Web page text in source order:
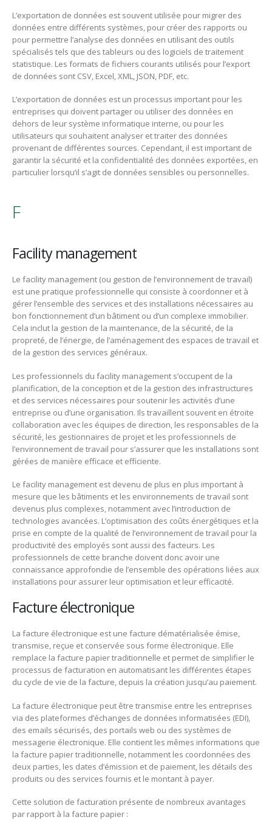
L’exportation de données est souvent utilisée pour migrer des
données entre différents systèmes, pour créer des rapports ou
pour permettre l’analyse des données en utilisant des outils
spécialisés tels que des tableurs ou des logiciels de traitement
statistique. Les formats de fichiers courants utilisés pour l’export
de données sont CSV, Excel, XML, JSON, PDF, etc.
L’exportation de données est un processus important pour les
entreprises qui doivent partager ou utiliser des données en
dehors de leur système informatique interne, ou pour les
utilisateurs qui souhaitent analyser et traiter des données
provenant de différentes sources. Cependant, il est important de
garantir la sécurité et la confidentialité des données exportées, en
particulier lorsqu’il s’agit de données sensibles ou personnelles.
F
Facility management
Le facility management (ou gestion de l’environnement de travail)
est une pratique professionnelle qui consiste à coordonner et à
gérer l’ensemble des services et des installations nécessaires au
bon fonctionnement d’un bâtiment ou d’un complexe immobilier.
Cela inclut la gestion de la maintenance, de la sécurité, de la
propreté, de l’énergie, de l’aménagement des espaces de travail et
de la gestion des services généraux.
Les professionnels du facility management s’occupent de la
planification, de la conception et de la gestion des infrastructures
et des services nécessaires pour soutenir les activités d’une
entreprise ou d’une organisation. Ils travaillent souvent en étroite
collaboration avec les équipes de direction, les responsables de la
sécurité, les gestionnaires de projet et les professionnels de
l’environnement de travail pour s’assurer que les installations sont
gérées de manière efficace et efficiente.
Le facility management est devenu de plus en plus important à
mesure que les bâtiments et les environnements de travail sont
devenus plus complexes, notamment avec l’introduction de
technologies avancées. L’optimisation des coûts énergétiques et la
prise en compte de la qualité de l’environnement de travail pour la
productivité des employés sont aussi des facteurs. Les
professionnels de cette branche doivent donc avoir une
connaissance approfondie de l’ensemble des opérations liées aux
installations pour assurer leur optimisation et leur efficacité.
Facture électronique
La facture électronique est une facture dématérialisée émise,
transmise, reçue et conservée sous forme électronique. Elle
remplace la facture papier traditionnelle et permet de simplifier le
processus de facturation en automatisant les différentes étapes
du cycle de vie de la facture, depuis la création jusqu’au paiement.
La facture électronique peut être transmise entre les entreprises
via des plateformes d’échanges de données informatisées (EDI),
des emails sécurisés, des portails web ou des systèmes de
messagerie électronique. Elle contient les mêmes informations que
la facture papier traditionnelle, notamment les coordonnées des
deux parties, les dates d’émission et de paiement, les détails des
produits ou des services fournis et le montant à payer.
Cette solution de facturation présente de nombreux avantages
par rapport à la facture papier :